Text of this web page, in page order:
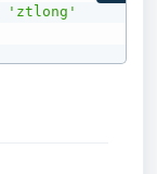
'ztlong'